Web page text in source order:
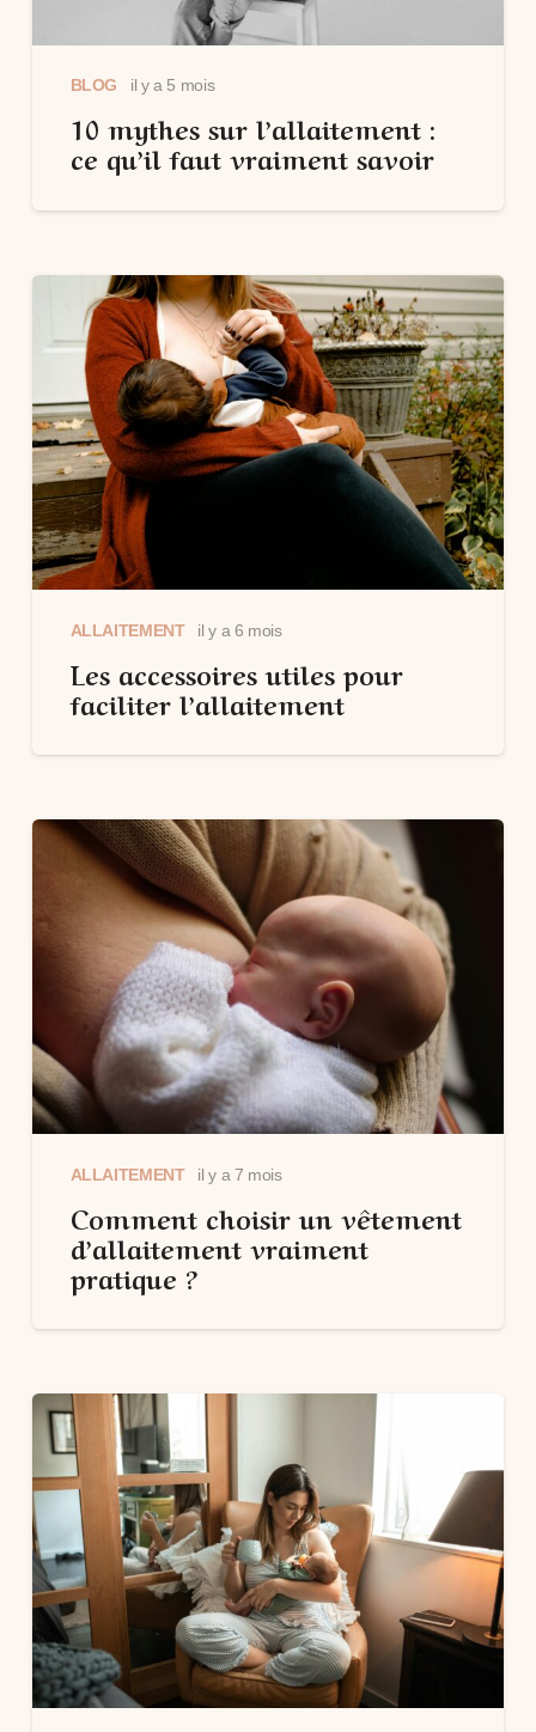
BLOG il y a 5 mois
10 mythes sur l’allaitement :
ce qu’il faut vraiment savoir
ALLAITEMENT il y a 6 mois
Les accessoires utiles pour
faciliter l’allaitement
ALLAITEMENT il y a 7 mois
Comment choisir un vêtement
d’allaitement vraiment
pratique ?